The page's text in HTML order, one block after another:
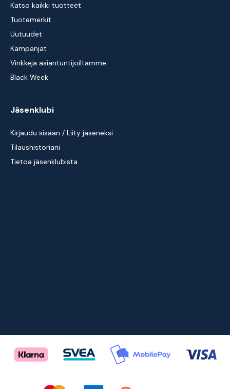
Katso kaikki tuotteet
Tuotemerkit
Uutuudet
Kampanjat
Vinkkejä asiantuntijoiltamme
Black Week
Jäsenklubi
Kirjaudu sisään / Liity jäseneksi
Tilaushistoriani
Tietoa jäsenklubista